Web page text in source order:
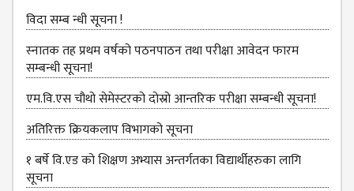
LIBRARY
MANAGEMENT
COMMITTEE
COMPUTER
MANAGEMENT
CELL
PRACTICE
TEACHING
MANAGEMENT
विदा सम्ब न्धी सूचना !
स्‍नातक तह प्रथम वर्षको पठनपाठन तथा परीक्षा आवेदन फारम
सम्बन्धी सूचना!
एम.वि.एस चौथो सेमेस्‍टरको दोस्रो आन्तरिक परीक्षा सम्बन्धी सूचना!
अतिरिक्त क्रियकलाप विभागको सूचना
१ बर्षे वि.एड को शिक्षण अभ्यास अन्तर्गतका विद्यार्थीहरुका लागि
सूचना